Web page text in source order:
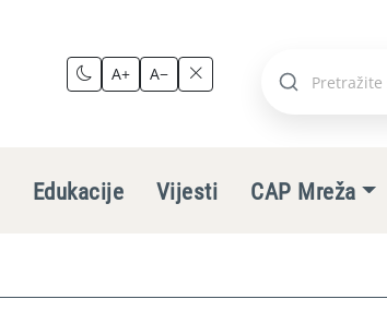
A+ A−
Pretraži
Edukacije Vijesti CAP Mreža